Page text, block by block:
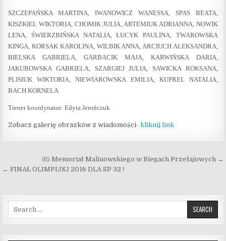
SZCZEPAŃSKA MARTINA, IWANOWICZ WANESSA, SPAS BEATA,
KISZKIEL WIKTORIA, CHOMIK JULIA, ARTEMIUK ADRIANNA, NOWIK
LENA, ŚWIERZBIŃSKA NATALIA, ŁUCYK PAULINA, TWAROWSKA
KINGA, KORSAK KAROLINA, WILBIK ANNA, ARCIUCH ALEKSANDRA,
BIELSKA GABRIELA, GARBACIK MAJA, KARWIŃSKA DARIA,
JAKUBOWSKA GABRIELA, SZARGIEJ JULIA, SAWICKA ROKSANA,
PLISIUK WIKTORIA, NIEWIAROWSKA EMILIA, KUPREL NATALIA,
BACH KORNELA
Trener koordynator: Edyta Jerończuk
Zobacz galerię obrazków z wiadomości-kliknij link
Nawigacja wpisu
35 Memoriał Malinowskiego w Biegach Przełajowych →
← FINAŁ OLIMPIJKI 2016 DLA SP 32 !